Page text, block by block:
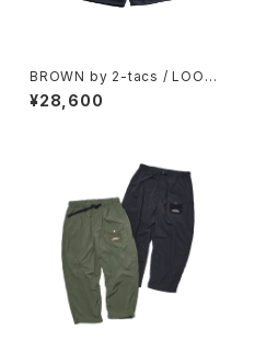
BROWN by 2-tacs / LOOSE
SHORTS（NYLON）
¥28,600